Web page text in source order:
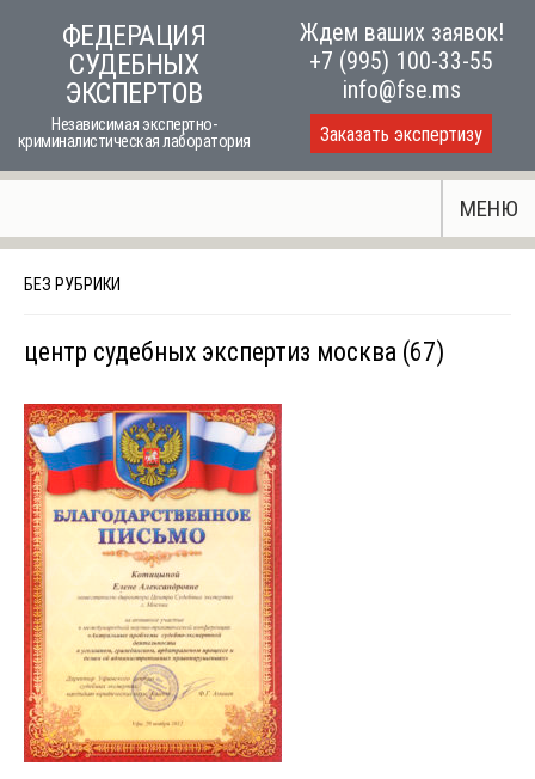
ФЕДЕРАЦИЯ
СУДЕБНЫХ
ЭКСПЕРТОВ
Независимая экспертно-
криминалистическая лаборатория
Ждем ваших заявок!
+7 (995) 100-33-55
info@fse.ms
Заказать экспертизу
МЕНЮ
БЕЗ РУБРИКИ
центр судебных экспертиз москва (67)